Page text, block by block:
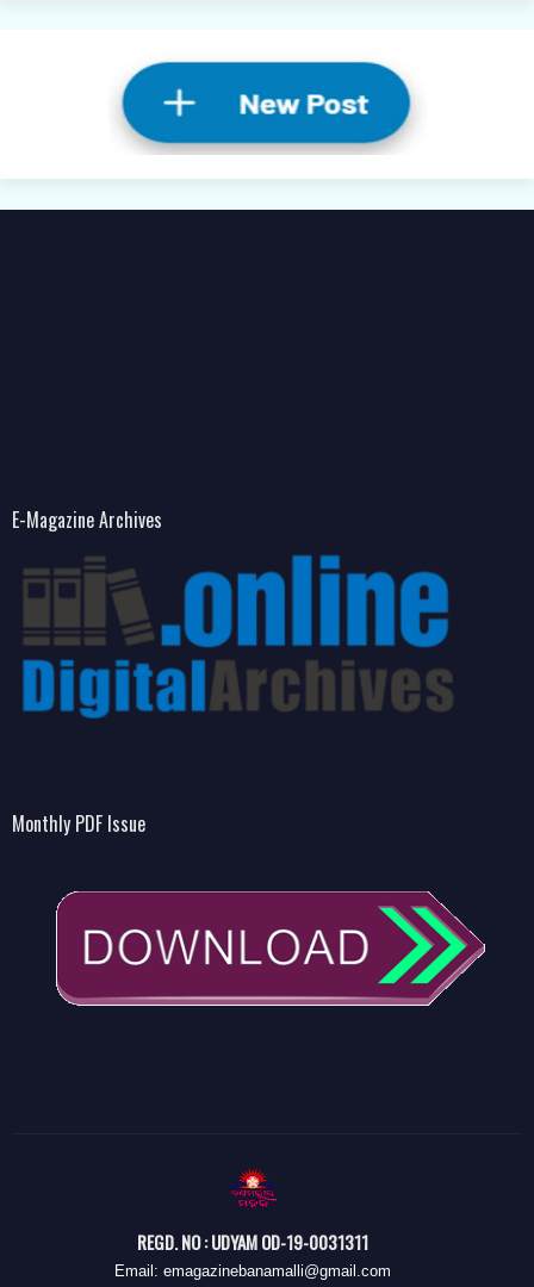
E-Magazine Archives
Monthly PDF Issue
REGD. NO : UDYAM OD-19-0031311
Email: emagazinebanamalli@gmail.com